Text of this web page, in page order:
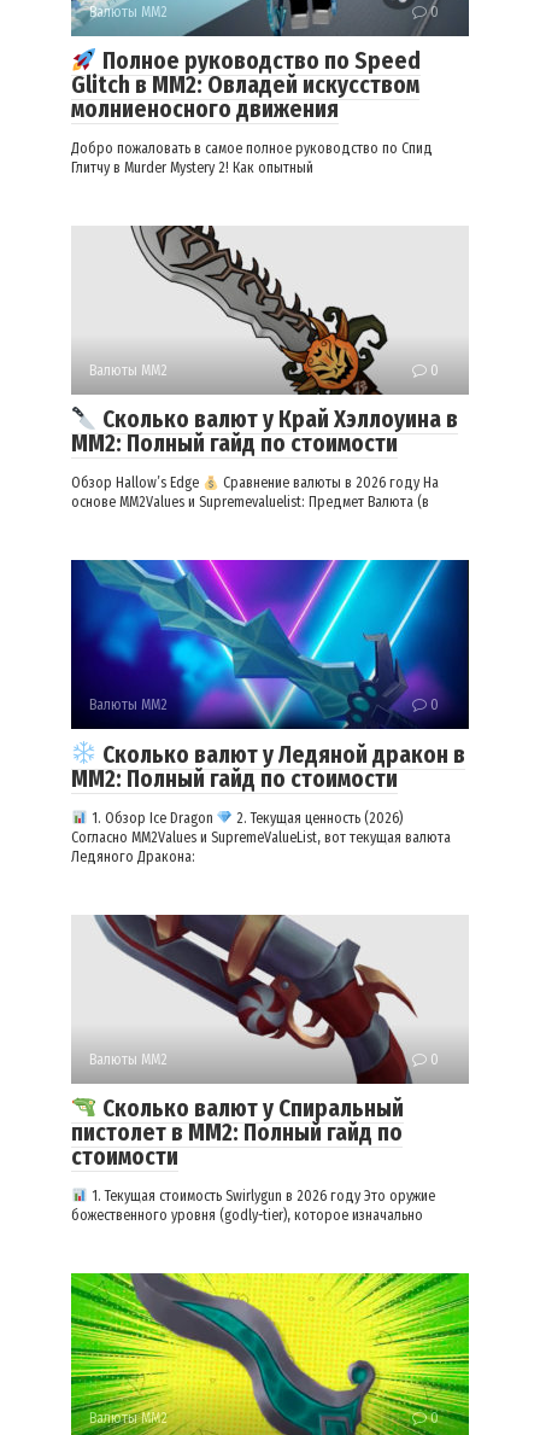
Валюты ММ2 0
Полное руководство по Speed
Glitch в MM2: Овладей искусством
молниеносного движения
Добро пожаловать в самое полное руководство по Спид
Глитчу в Murder Mystery 2! Как опытный
Валюты ММ2 0
Сколько валют у Край Хэллоуина в
ММ2: Полный гайд по стоимости
Обзор Hallow’s Edge
Сравнение валюты в 2026 году На
основе MM2Values и Supremevaluelist: Предмет Валюта (в
Валюты ММ2 0
Сколько валют у Ледяной дракон в
ММ2: Полный гайд по стоимости
1. Обзор Ice Dragon
2. Текущая ценность (2026)
Согласно MM2Values и SupremeValueList, вот текущая валюта
Ледяного Дракона:
Валюты ММ2 0
Сколько валют у Спиральный
пистолет в ММ2: Полный гайд по
стоимости
1. Текущая стоимость Swirlygun в 2026 году Это оружие
божественного уровня (godly-tier), которое изначально
Валюты ММ2 0